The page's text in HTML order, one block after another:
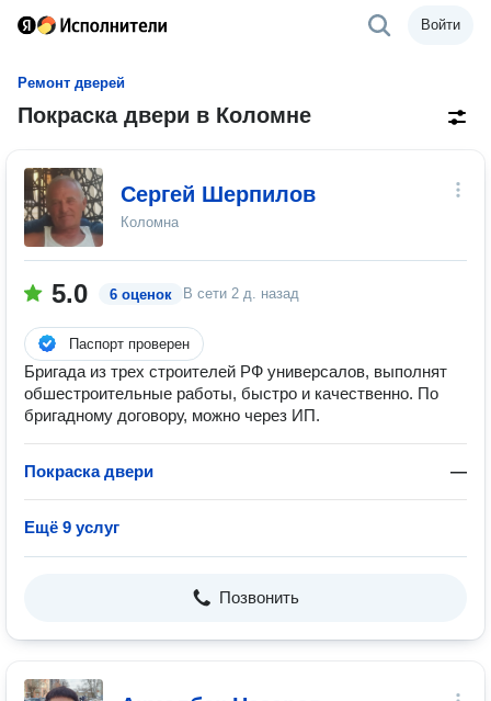
Войти
Ремонт дверей
Покраска двери в Коломне
Сергей Шерпилов
Коломна
5.0 6 оценок В сети 2 д. назад
Паспорт проверен
Бригада из трех строителей РФ универсалов, выполнят
обшестроительные работы, быстро и качественно. По
бригадному договору, можно через ИП.
Покраска двери —
Ещё 9 услуг
Позвонить